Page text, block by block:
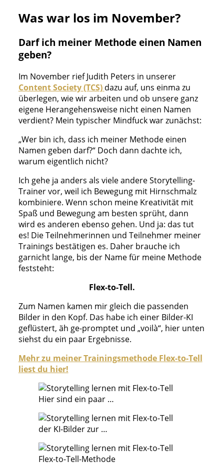
Was war los im November?
Darf ich meiner Methode einen Namen
geben?
Im November rief Judith Peters in unserer
Content Society (TCS) dazu auf, uns einma zu
überlegen, wie wir arbeiten und ob unsere ganz
eigene Herangehensweise nicht einen Namen
verdient? Mein typischer Mindfuck war zunächst:
„Wer bin ich, dass ich meiner Methode einen
Namen geben darf?“ Doch dann dachte ich,
warum eigentlich nicht?
Ich gehe ja anders als viele andere Storytelling-
Trainer vor, weil ich Bewegung mit Hirnschmalz
kombiniere. Wenn schon meine Kreativität mit
Spaß und Bewegung am besten sprüht, dann
wird es anderen ebenso gehen. Und ja: das tut
es! Die Teilnehmerinnen und Teilnehmer meiner
Trainings bestätigen es. Daher brauche ich
garnicht lange, bis der Name für meine Methode
feststeht:
Flex-to-Tell.
Zum Namen kamen mir gleich die passenden
Bilder in den Kopf. Das habe ich einer Bilder-KI
geflüstert, äh ge-promptet und „voilà“, hier unten
siehst du ein paar Ergebnisse.
Mehr zu meiner Trainingsmethode Flex-to-Tell
liest du hier!
Hier sind ein paar …
der KI-Bilder zur …
Flex-to-Tell-Methode